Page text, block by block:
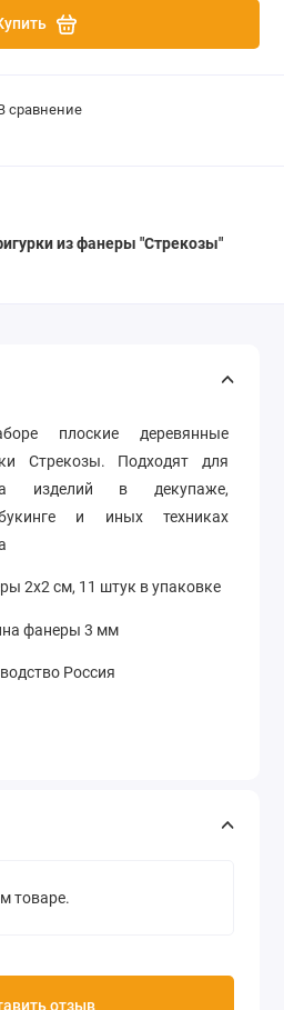
сравнение
из фанеры "Стрекозы"
плоские деревянные
Стрекозы. Подходят для
изделий в декупаже,
и иных техниках
2х2 см, 11 штук в упаковке
фанеры 3 мм
Россия
товаре.
отзыв